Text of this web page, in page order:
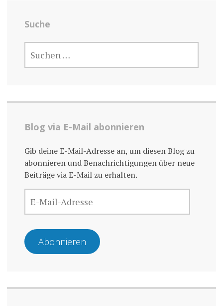
Suche
NACH:
Blog via E-Mail abonnieren
Gib deine E-Mail-Adresse an, um diesen Blog zu
abonnieren und Benachrichtigungen über neue
Beiträge via E-Mail zu erhalten.
MAIL-
ADRESSE
Abonnieren